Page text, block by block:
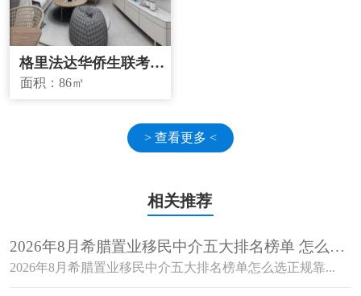
格里法达华侨生联考学
校学区房
面积：86㎡
> 查看更多 <
相关推荐
2026年8月希腊置业移民中介五大排名榜单 怎么选
正规靠谱机构？
2026年8月希腊置业移民中介五大排名榜单怎么选正规靠...